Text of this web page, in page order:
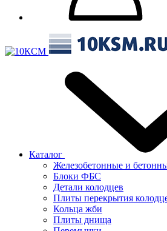
Каталог
Железобетонные и
Блоки ФБС
Детали колодцев
Плиты перекрытия
Кольца жби
Плиты днища